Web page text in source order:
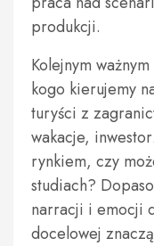
produkcji.
Kolejnym
kogo kierujemy
turyści z
wakacje,
rynkiem, czy
studiach?
narracji i emocji
docelowej